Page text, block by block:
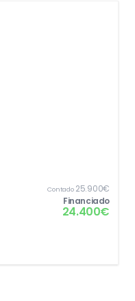
Contado25.900€
Financiado
24.400€